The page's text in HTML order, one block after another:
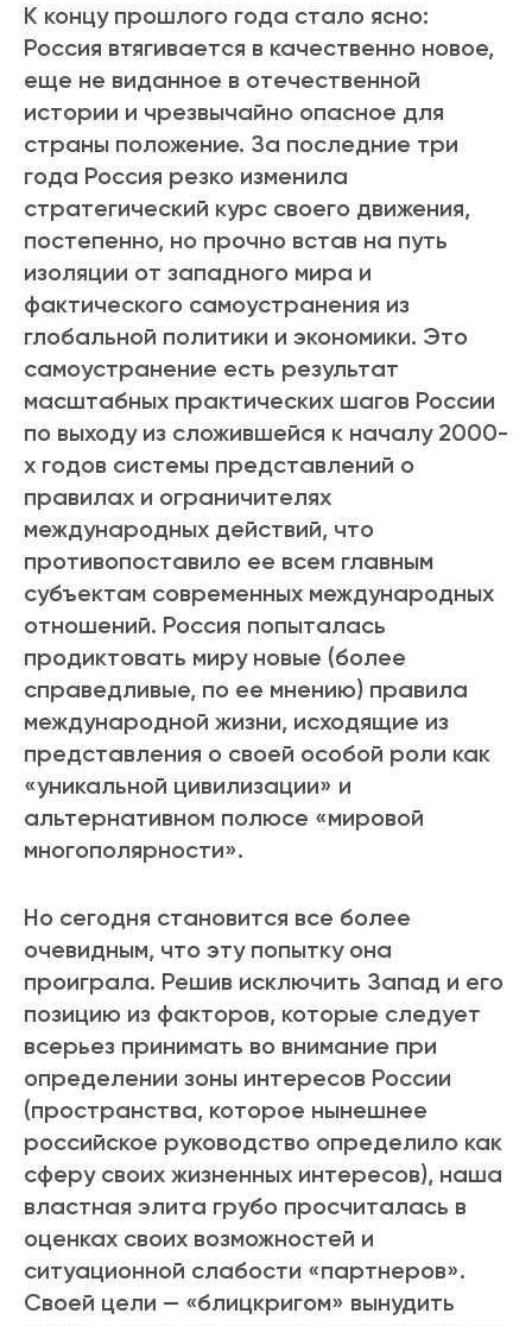
К концу прошлого года стало ясно:
Россия втягивается в качественно новое,
еще не виданное в отечественной
истории и чрезвычайно опасное для
страны положение. За последние три
года Россия резко изменила
стратегический курс своего движения,
постепенно, но прочно встав на путь
изоляции от западного мира и
фактического самоустранения из
глобальной политики и экономики. Это
самоустранение есть результат
масштабных практических шагов России
по выходу из сложившейся к началу 2000-
х годов системы представлений о
правилах и ограничителях
международных действий, что
противопоставило ее всем главным
субъектам современных международных
отношений. Россия попыталась
продиктовать миру новые (более
справедливые, по ее мнению) правила
международной жизни, исходящие из
представления о своей особой роли как
«уникальной цивилизации» и
альтернативном полюсе «мировой
многополярности».
Но сегодня становится все более
очевидным, что эту попытку она
проиграла. Решив исключить Запад и его
позицию из факторов, которые следует
всерьез принимать во внимание при
определении зоны интересов России
(пространства, которое нынешнее
российское руководство определило как
сферу своих жизненных интересов), наша
властная элита грубо просчиталась в
оценках своих возможностей и
ситуационной слабости «партнеров».
Своей цели — «блицкригом» вынудить